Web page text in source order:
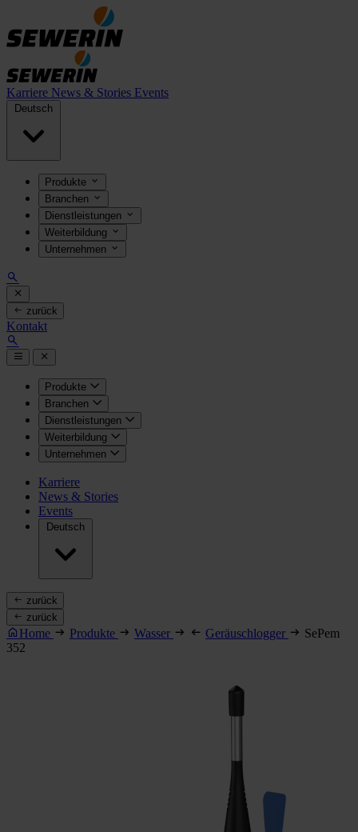
Karriere News & Stories Events
Deutsch
Produkte
Branchen
Dienstleistungen
Weiterbildung
Unternehmen
zurück
Kontakt
Produkte
Branchen
Dienstleistungen
Weiterbildung
Unternehmen
Karriere
News & Stories
Events
Deutsch
zurück
zurück
Home Produkte Wasser Geräuschlogger
SePem
352